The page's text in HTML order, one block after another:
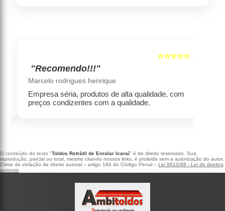
5
☆☆☆☆☆
"Recomendo!!!"
Marcelo rodrigues henrique
Empresa séria, produtos de alta qualidade, com
preços condizentes com a qualidade.
O conteúdo do texto "Toldos Retrátil de Enrolar Icaraí" é de direito reservado. Sua
reprodução, parcial ou total, mesmo citando nossos links, é proibida sem a autorização do autor.
Crime de violação de direito autoral – artigo 184 do Código Penal – Lei 9610/98 - Lei de direitos
autorais